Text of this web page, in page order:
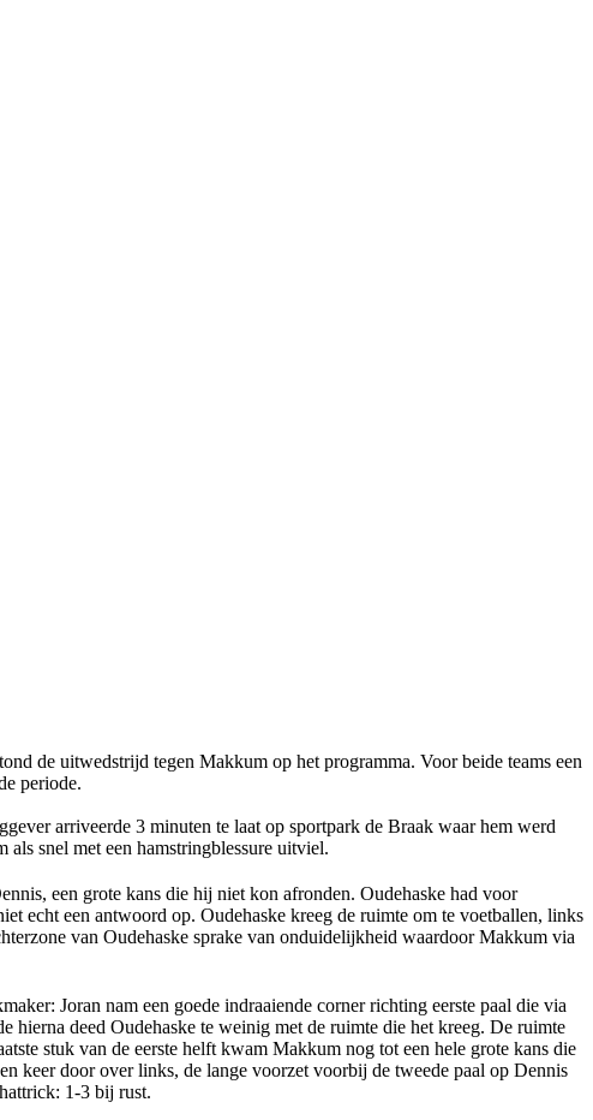
de uitwedstrijd tegen Makkum op het programma. Voor beide teams een
periode.
arriveerde 3 minuten te laat op sportpark de Braak waar hem werd
als snel met een hamstringblessure uitviel.
een grote kans die hij niet kon afronden. Oudehaske had voor
echt een antwoord op. Oudehaske kreeg de ruimte om te voetballen, links
van Oudehaske sprake van onduidelijkheid waardoor Makkum via
Joran nam een goede indraaiende corner richting eerste paal die via
hierna deed Oudehaske te weinig met de ruimte die het kreeg. De ruimte
stuk van de eerste helft kwam Makkum nog tot een hele grote kans die
keer door over links, de lange voorzet voorbij de tweede paal op Dennis
1-3 bij rust.